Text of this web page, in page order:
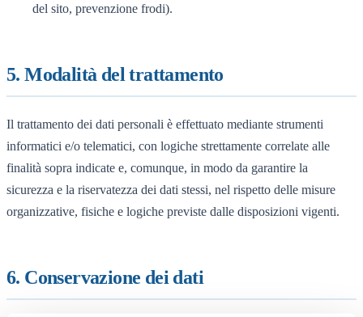
del sito, prevenzione frodi).
5. Modalità del trattamento
Il trattamento dei dati personali è effettuato mediante strumenti
informatici e/o telematici, con logiche strettamente correlate alle
finalità sopra indicate e, comunque, in modo da garantire la
sicurezza e la riservatezza dei dati stessi, nel rispetto delle misure
organizzative, fisiche e logiche previste dalle disposizioni vigenti.
6. Conservazione dei dati